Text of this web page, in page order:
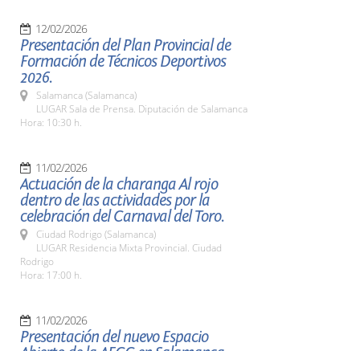
12/02/2026
Presentación del Plan Provincial de
Formación de Técnicos Deportivos
2026.
Salamanca (Salamanca)
LUGAR Sala de Prensa. Diputación de Salamanca
Hora: 10:30 h.
11/02/2026
Actuación de la charanga Al rojo
dentro de las actividades por la
celebración del Carnaval del Toro.
Ciudad Rodrigo (Salamanca)
LUGAR Residencia Mixta Provincial. Ciudad
Rodrigo
Hora: 17:00 h.
11/02/2026
Presentación del nuevo Espacio